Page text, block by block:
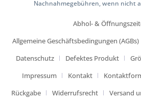
Nachnahmegebühren, wenn nicht
Abhol- &
Allgemeine Geschäftsbedingungen (AGBs)
Datenschutz
Defektes Produkt
Impressum
Kontakt
Rückgabe
Widerrufsrecht
Versand